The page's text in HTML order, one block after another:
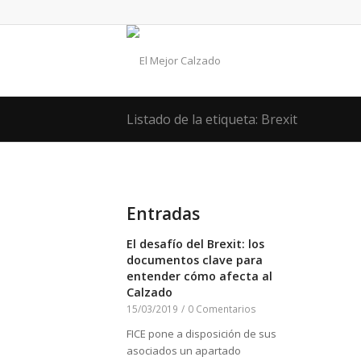
Listado de la etiqueta: Brexit
Entradas
El desafío del Brexit: los
documentos clave para
entender cómo afecta al
Calzado
15/03/2019 / 0 Comentarios
FICE pone a disposición de sus
asociados un apartado